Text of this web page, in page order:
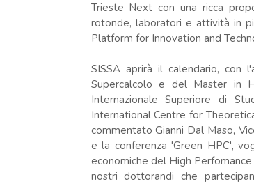
Trieste Next con una ricca
rotonde, laboratori e attività in
Platform for Innovation and
SISSA aprirà il calendario, con
Supercalcolo e del Master in
Internazionale Superiore di
International Centre for
commentato Gianni Dal Maso,
e la conferenza 'Green HPC',
economiche del High
nostri dottorandi che